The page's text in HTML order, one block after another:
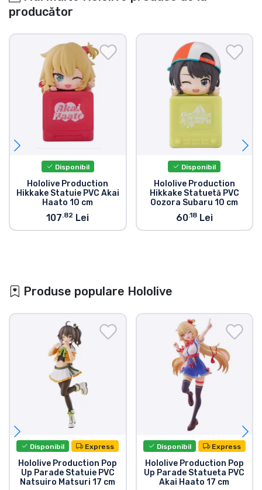
producător
Disponibil
Hololive Production
Hikkake Statuie PVC Akai
Haato 10 cm
107.82 Lei
Disponibil
Hololive Production
Hikkake Statuetă PVC
Oozora Subaru 10 cm
60.18Lei
Produse populare Hololive
Disponibil Express
Hololive Production Pop
Up Parade Statuie PVC
Natsuiro Matsuri 17 cm
Disponibil Express
Hololive Production Pop
Up Parade Statueta PVC
Akai Haato 17 cm